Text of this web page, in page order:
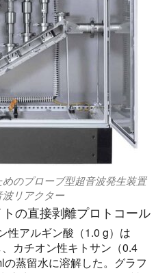
のプローブ型超音波発生装置
リアクター
の直接剥離プロトコール
性アルギン酸（1.0 g）は
カチオン性キトサン（0.4
蒸留水に溶解した。グラフ